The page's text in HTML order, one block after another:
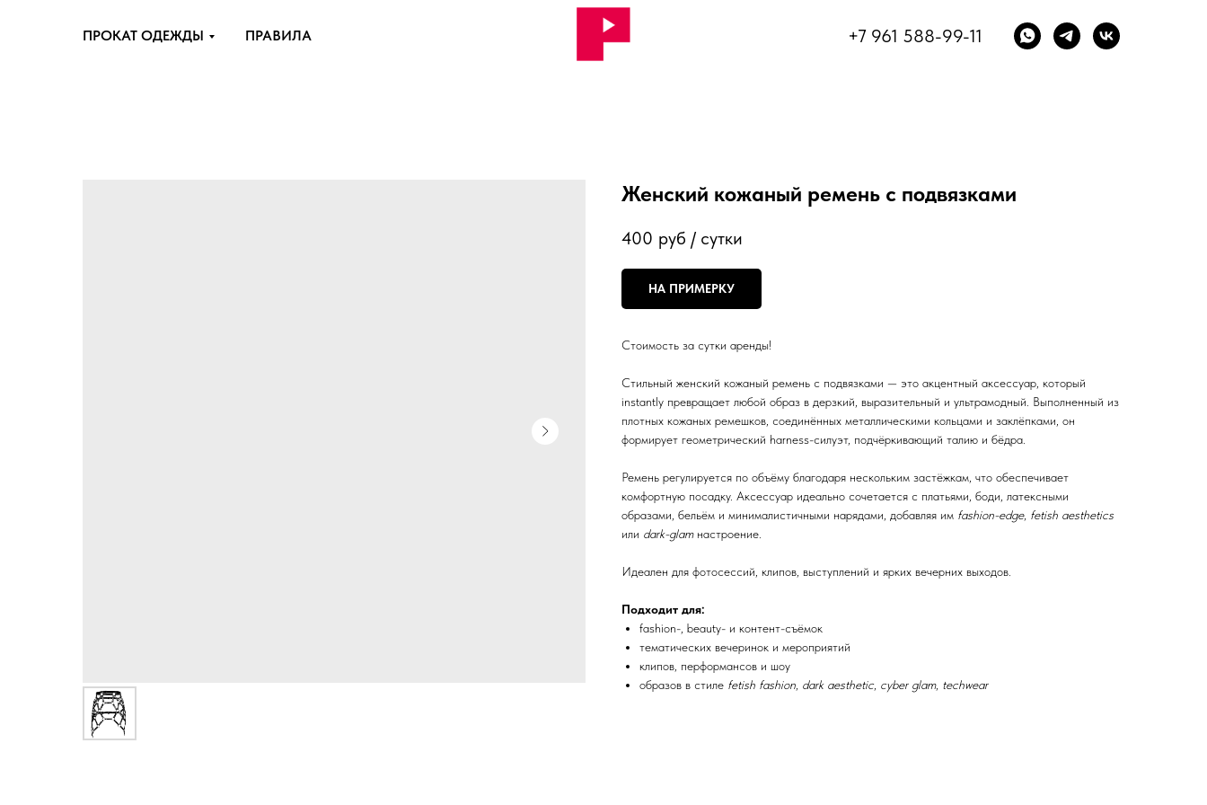
ПРОКАТ ОДЕЖДЫ ПРАВИЛА +7 961 588-99-11
Женский кожаный ремень с подвязками
400 руб / сутки
НА ПРИМЕРКУ
Стоимость за сутки аренды!
Стильный женский кожаный ремень с подвязками — это акцентный аксессуар, который
instantly превращает любой образ в дерзкий, выразительный и ультрамодный. Выполненный из
плотных кожаных ремешков, соединённых металлическими кольцами и заклёпками, он
формирует геометрический harness-силуэт, подчёркивающий талию и бёдра.
Ремень регулируется по объёму благодаря нескольким застёжкам, что обеспечивает
комфортную посадку. Аксессуар идеально сочетается с платьями, боди, латексными
образами, бельём и минималистичными нарядами, добавляя им fashion-edge, fetish aesthetics
или dark-glamнастроение.
Идеален для фотосессий, клипов, выступлений и ярких вечерних выходов.
Подходит для:
fashion-, beauty- и контент-съёмок
тематических вечеринок и мероприятий
клипов, перформансов и шоу
образов в стиле fetish fashion dark aesthetic, cyber glam, techwear